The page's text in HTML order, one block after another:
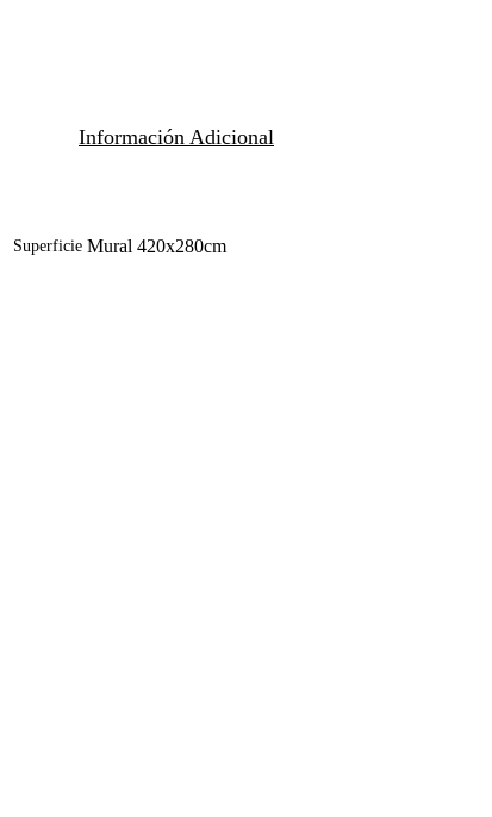
Información Adicional
Superficie Mural 420x280cm